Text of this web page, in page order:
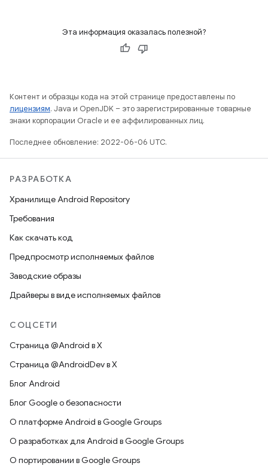
Эта информация оказалась полезной?
Контент и образцы кода на этой странице предоставлены по
лицензиям. Java и OpenJDK – это зарегистрированные товарные
знаки корпорации Oracle и ее аффилированных лиц.
Последнее обновление: 2022-06-06 UTC.
РАЗРАБОТКА
Хранилище Android Repository
Требования
Как скачать код
Предпросмотр исполняемых файлов
Заводские образы
Драйверы в виде исполняемых файлов
СОЦСЕТИ
Страница @Android в X
Страница @AndroidDev в X
Блог Android
Блог Google о безопасности
О платформе Android в Google Groups
О разработках для Android в Google Groups
О портировании в Google Groups